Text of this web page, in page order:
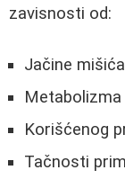
zavisnosti od:
Jačine
Korišćenog
Tačnosti